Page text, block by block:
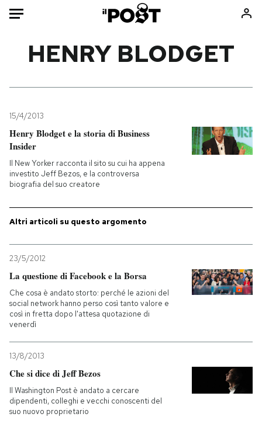
Mondo
Politica
Internet
Scienza
Economia
Consumismi
Ok Boomer!
NEWSLETTER
I MIEI PREFERITI
SHOP
HENRY BLODGET
15/4/2013
Henry Blodget e la storia di Business
Insider
Il New Yorker racconta il sito su cui ha appena
investito Jeff Bezos, e la controversa
biografia del suo creatore
Altri articoli su questo argomento
23/5/2012
La questione di Facebook e la Borsa
Che cosa è andato storto: perché le azioni del
social network hanno perso così tanto valore e
così in fretta dopo l'attesa quotazione di
venerdì
13/8/2013
Che si dice di Jeff Bezos
Il Washington Post è andato a cercare
dipendenti, colleghi e vecchi conoscenti del
suo nuovo proprietario